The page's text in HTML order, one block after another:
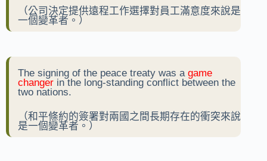
（公司決定提供遠程工作選擇對員工滿意度來說是
一個變革者。）
The signing of the peace treaty was a game
changer in the long-standing conflict between the
two nations.
（和平條約的簽署對兩國之間長期存在的衝突來說
是一個變革者。）